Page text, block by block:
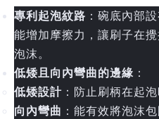
專利起泡紋路 ：碗底內部
能增加摩擦力，讓刷子在
泡沫。
低矮且向內彎曲的邊緣 ：
低矮設計 ：防止刷柄在起
向內彎曲 ：能有效將泡沫